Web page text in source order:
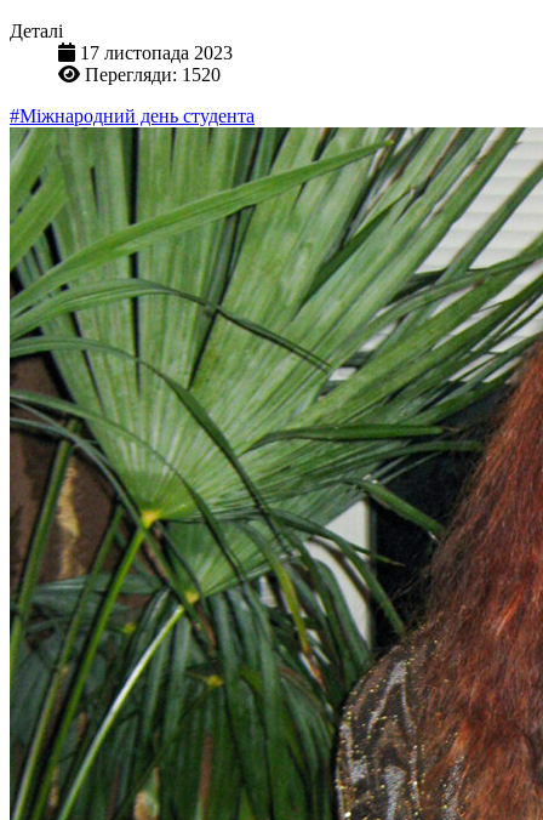
Деталі
17 листопада 2023
Перегляди: 1520
#Міжнародний день студента